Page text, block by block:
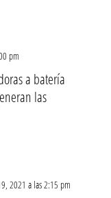
pm
a batería
las
2021 a las 2:15 pm